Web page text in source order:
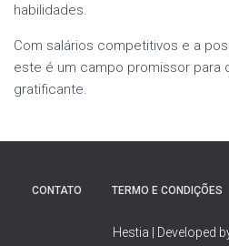
habilidades.
Com salários competitivos e a
este é um campo promissor para
gratificante.
CONTATO TERMO E CONDIÇÕES
Hestia | Developed